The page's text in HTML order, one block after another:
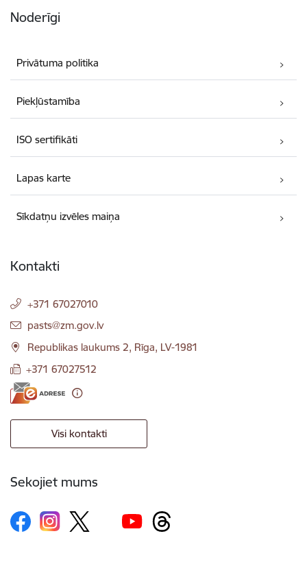
Noderīgi
Privātuma politika
Piekļūstamība
ISO sertifikāti
Lapas karte
Sīkdatņu izvēles maiņa
Kontakti
+371 67027010
E-pasts:
pasts@zm.gov.lv
Republikas laukums 2, Rīga, LV-1981
+371 67027512
Visi kontakti
Sekojiet mums